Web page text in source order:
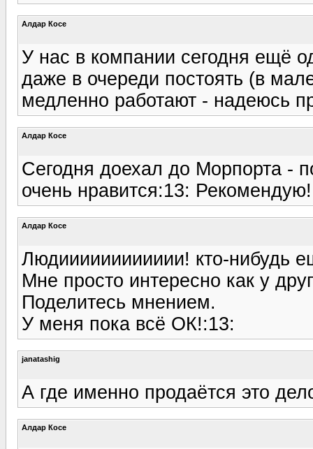
Алдар Косе
У нас в компании сегодня ещё
даже в очереди постоять (в
медленно работают - надеюсь
Алдар Косе
Сегодня доехал до Морпорта -
очень нравится:13:
Алдар Косе
Людииииииииииии! кто-нибудь
Мне просто интересно как у
Поделитесь мнением.
У меня пока всё ОК!:13:
janatashig
А где именно продаётся это
Алдар Косе